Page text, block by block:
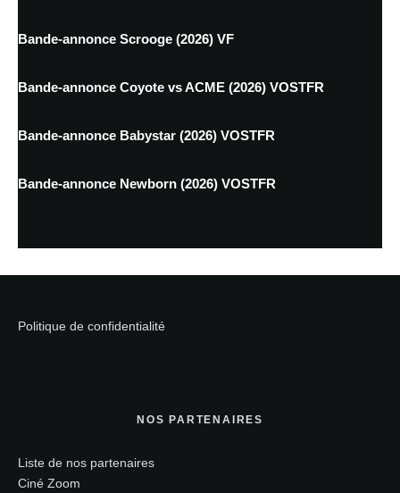
Bande-annonce Scrooge (2026) VF
Bande-annonce Coyote vs ACME (2026) VOSTFR
Bande-annonce Babystar (2026) VOSTFR
Bande-annonce Newborn (2026) VOSTFR
Politique de confidentialité
NOS PARTENAIRES
Liste de nos partenaires
Ciné Zoom